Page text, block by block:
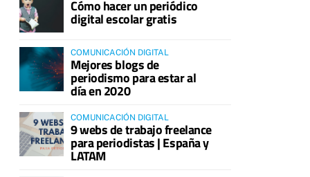
Cómo hacer un periódico
digital escolar gratis
COMUNICACIÓN DIGITAL
Mejores blogs de
periodismo para estar al
día en 2020
COMUNICACIÓN DIGITAL
9 webs de trabajo freelance
para periodistas | España y
LATAM